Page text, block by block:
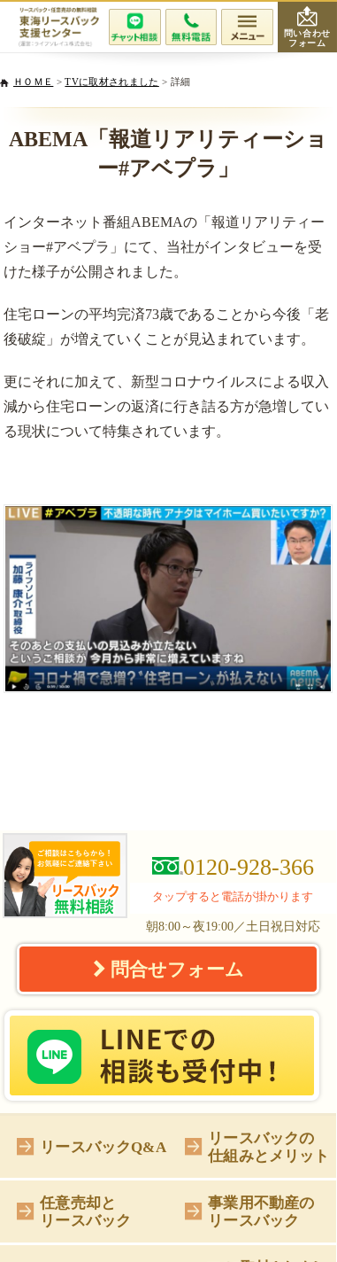
問い合わせ
フォーム
会社紹介
当社が選ばれる理由
サービスと費用
無料相談・査定
専門家紹介
活用事例
事業用不動産のリースバック
ＨＯＭＥ >TVに取材されました > 詳細
ABEMA「報道リアリティーショ
ー#アベプラ」
インターネット番組ABEMAの「報道リアリティー
ショー#アベプラ」にて、当社がインタビューを受
けた様子が公開されました。
住宅ローンの平均完済73歳であることから今後「老
後破綻」が増えていくことが見込まれています。
更にそれに加えて、新型コロナウイルスによる収入
減から住宅ローンの返済に行き詰る方が急増してい
る現状について特集されています。
0120-928-366
タップすると電話が掛かります
朝8:00～夜19:00／土日祝日対応
問合せフォーム
リースバックQ&A
リースバックの
仕組みとメリット
任意売却と
リースバック
事業用不動産の
リースバック